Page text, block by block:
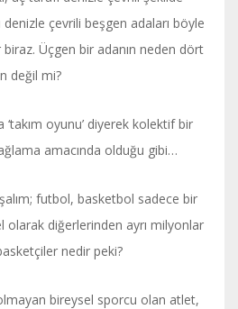
çevrili beşgen adaları böyle
biraz. Üçgen bir adanın neden dört
değil mi?
‘takım oyunu’ diyerek kolektif bir
amacında olduğu gibi…
futbol, basketbol sadece bir
olarak diğerlerinden ayrı milyonlar
nedir peki?
bireysel sporcu olan atlet,